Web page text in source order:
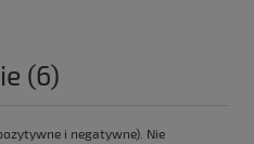
(6)
i negatywne). Nie